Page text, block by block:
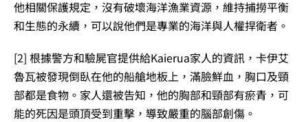
他相關保護規定，沒有破壞海洋漁業資源，維持捕撈平衡
和生態的永續，可以說他們是專業的海洋與人權捍衛者。
[2] 根據警方和驗屍官提供給Kaierua家人的資訊， 卡伊艾
魯瓦被發現倒臥在他的船艙地板上，滿臉鮮血，胸口及頸
部都是食物。 家人還被告知，他的胸部和頸部有瘀青，可
能的死因是頭頂受到重擊，導致嚴重的腦部創傷。